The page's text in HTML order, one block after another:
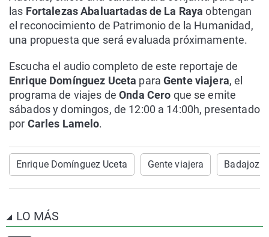
las Fortalezas Abaluartadas de La Raya obtengan
el reconocimiento de Patrimonio de la Humanidad,
una propuesta que será evaluada próximamente.
Escucha el audio completo de este reportaje de
Enrique Domínguez Uceta paraGente viajera, el
programa de viajes deOnda Cero que se emite
sábados y domingos, de 12:00 a 14:00h, presentado
por Carles Lamelo.
Enrique Domínguez Uceta Gente viajera Badajoz
LO MÁS